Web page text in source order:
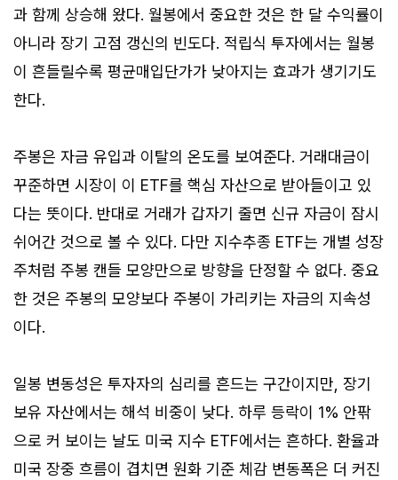
과 함께 상승해 왔다. 월봉에서 중요한 것은 한 달 수익률이
아니라 장기 고점 갱신의 빈도다. 적립식 투자에서는 월봉
이 흔들릴수록 평균매입단가가 낮아지는 효과가 생기기도
한다.
주봉은 자금 유입과 이탈의 온도를 보여준다. 거래대금이
꾸준하면 시장이 이 ETF를 핵심 자산으로 받아들이고 있
다는 뜻이다. 반대로 거래가 갑자기 줄면 신규 자금이 잠시
쉬어간 것으로 볼 수 있다. 다만 지수추종 ETF는 개별 성장
주처럼 주봉 캔들 모양만으로 방향을 단정할 수 없다. 중요
한 것은 주봉의 모양보다 주봉이 가리키는 자금의 지속성
이다.
일봉 변동성은 투자자의 심리를 흔드는 구간이지만, 장기
보유 자산에서는 해석 비중이 낮다. 하루 등락이 1% 안팎
으로 커 보이는 날도 미국 지수 ETF에서는 흔하다. 환율과
미국 장중 흐름이 겹치면 원화 기준 체감 변동폭은 더 커진